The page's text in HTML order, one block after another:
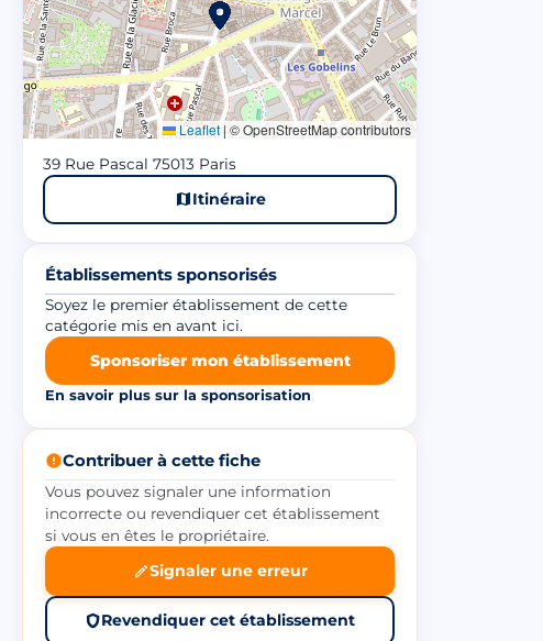
Leaflet|© OpenStreetMap contributors
39 Rue Pascal 75013 Paris
Itinéraire
Établissements sponsorisés
Soyez le premier établissement de cette
catégorie mis en avant ici.
Sponsoriser mon établissement
En savoir plus sur la sponsorisation
Contribuer à cette fiche
Vous pouvez signaler une information
incorrecte ou revendiquer cet établissement
si vous en êtes le propriétaire.
Signaler une erreur
Revendiquer cet établissement